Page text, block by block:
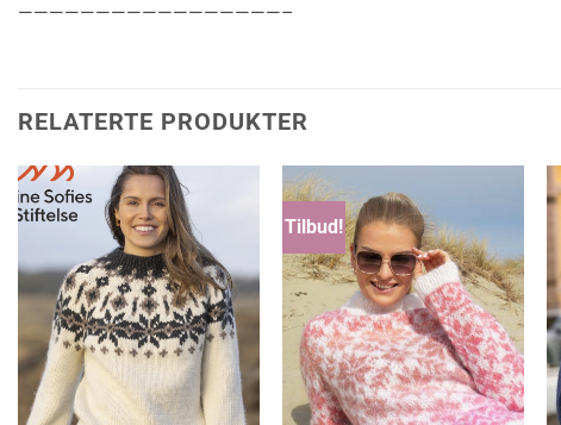
—————————————————–
RELATERTE PRODUKTER
Tilbud!